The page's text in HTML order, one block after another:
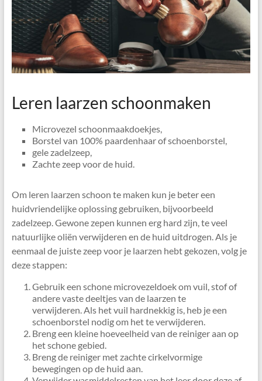
Leren laarzen schoonmaken
Microvezel schoonmaakdoekjes,
Borstel van 100% paardenhaar of schoenborstel,
gele zadelzeep,
Zachte zeep voor de huid.
Om leren laarzen schoon te maken kun je beter een
huidvriendelijke oplossing gebruiken, bijvoorbeeld
zadelzeep. Gewone zepen kunnen erg hard zijn, te veel
natuurlijke oliën verwijderen en de huid uitdrogen. Als je
eenmaal de juiste zeep voor je laarzen hebt gekozen, volg je
deze stappen:
Gebruik een schone microvezeldoek om vuil, stof of
andere vaste deeltjes van de laarzen te
verwijderen. Als het vuil hardnekkig is, heb je een
schoenborstel nodig om het te verwijderen.
Breng een kleine hoeveelheid van de reiniger aan op
het schone gebied.
Breng de reiniger met zachte cirkelvormige
bewegingen op de huid aan.